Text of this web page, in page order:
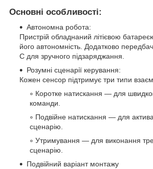
Основні особливості:
Автономна робота:
Пристрій обладнаний літієвою
його автономність. Додатково
C для зручного підзаряджання.
Розумні сценарії керування:
Кожен сенсор підтримує три типи
Коротке натискання — для
команди.
Подвійне натискання — для
сценарію.
Утримування — для виконання
сценарію.
Подвійний варіант монтажу